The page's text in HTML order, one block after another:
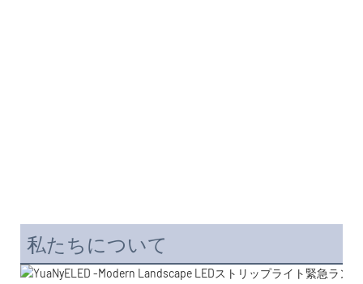
私たちについて